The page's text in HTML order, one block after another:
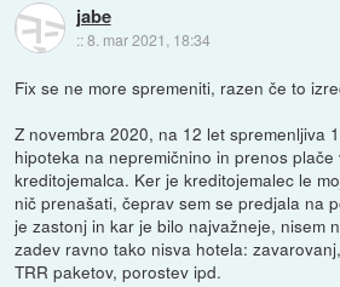
jabe
::8. mar 2021, 18:34
Fix se ne more spremeniti, razen če to
Z novembra 2020, na 12 let spremenljiva
hipoteka na nepremičnino in prenos
kreditojemalca. Ker je kreditojemalec le
nič prenašati, čeprav sem se predjala na
je zastonj in kar je bilo najvažneje, nisem
zadev ravno tako nisva hotela:
TRR paketov, porostev ipd.